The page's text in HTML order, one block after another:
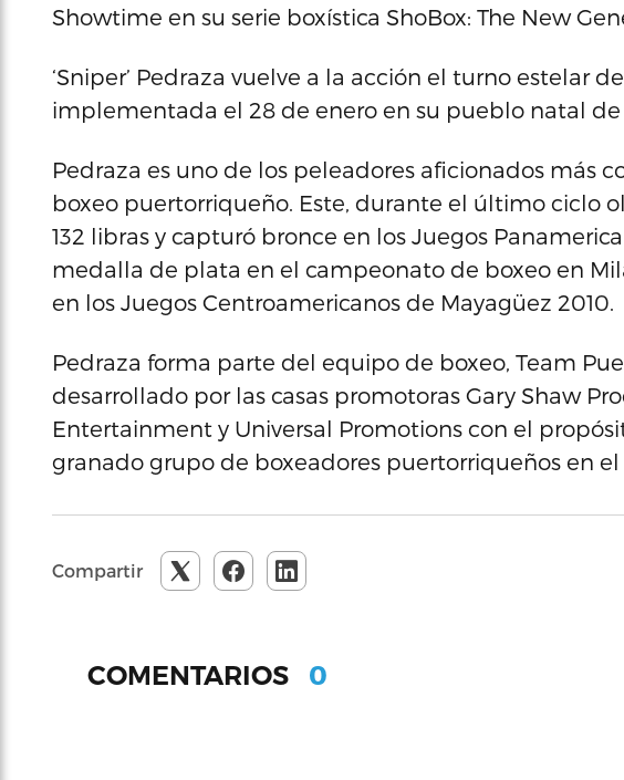
Showtime en su serie boxística ShoBox: The New
‘Sniper’ Pedraza vuelve a la acción el turno estelar
implementada el 28 de enero en su pueblo natal de
Pedraza es uno de los peleadores aficionados más
boxeo puertorriqueño. Este, durante el último ciclo
132 libras y capturó bronce en los Juegos
medalla de plata en el campeonato de boxeo en
en los Juegos Centroamericanos de Mayagüez 2010.
Pedraza forma parte del equipo de boxeo, Team
desarrollado por las casas promotoras Gary Shaw
Entertainment y Universal Promotions con el
granado grupo de boxeadores puertorriqueños en
Compartir
COMENTARIOS 0